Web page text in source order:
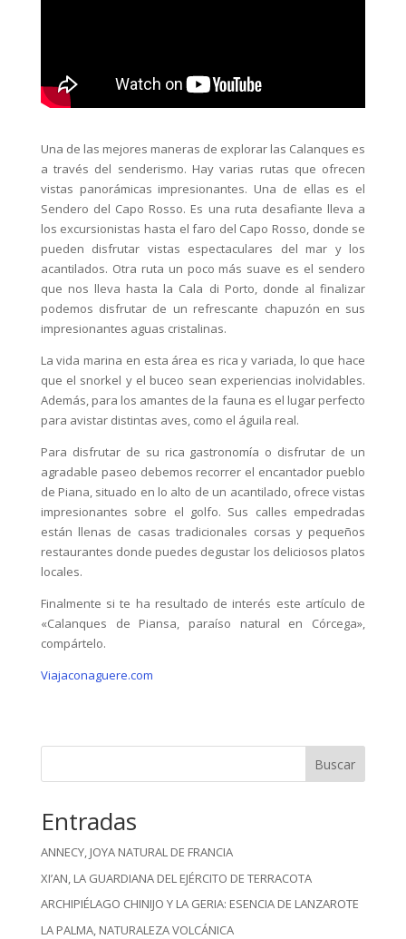
Una de las mejores maneras de explorar las Calanques es
a través del senderismo. Hay varias rutas que ofrecen
vistas panorámicas impresionantes. Una de ellas es el
Sendero del Capo Rosso. Es una ruta desafiante lleva a
los excursionistas hasta el faro del Capo Rosso, donde se
pueden disfrutar vistas espectaculares del mar y los
acantilados. Otra ruta un poco más suave es el sendero
que nos lleva hasta la Cala di Porto, donde al finalizar
podemos disfrutar de un refrescante chapuzón en sus
impresionantes aguas cristalinas.
La vida marina en esta área es rica y variada, lo que hace
que el snorkel y el buceo sean experiencias inolvidables.
Además, para los amantes de la fauna es el lugar perfecto
para avistar distintas aves, como el águila real.
Para disfrutar de su rica gastronomía o disfrutar de un
agradable paseo debemos recorrer el encantador pueblo
de Piana, situado en lo alto de un acantilado, ofrece vistas
impresionantes sobre el golfo. Sus calles empedradas
están llenas de casas tradicionales corsas y pequeños
restaurantes donde puedes degustar los deliciosos platos
locales.
Finalmente si te ha resultado de interés este artículo de
«Calanques de Piansa, paraíso natural en Córcega»,
compártelo.
Viajaconaguere.com
Buscar
Entradas
ANNECY, JOYA NATURAL DE FRANCIA
XI’AN, LA GUARDIANA DEL EJÉRCITO DE TERRACOTA
ARCHIPIÉLAGO CHINIJO Y LA GERIA: ESENCIA DE LANZAROTE
LA PALMA, NATURALEZA VOLCÁNICA